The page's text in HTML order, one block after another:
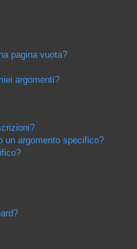
pagina vuota?
argomenti?
un argomento specifico?